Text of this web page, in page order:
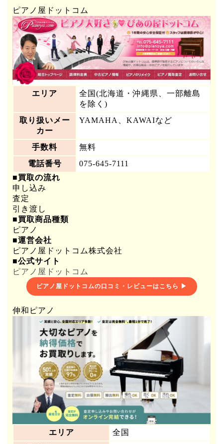
ピアノ屋ドットコム
エリア
全国(北海道・沖縄県、一部離島
を除く)
取り扱いメー
カー
YAMAHA、KAWAIなど
手数料
無料
電話番号
075-645-7111
■買取の流れ
申し込み
査定
引き渡し
■買取商品種類
ピアノ
■運営会社
ピアノ屋ドットコム株式会社
■公式サイト
ピアノ屋ドットコム
ピアノ屋ドットコムの口コミ・レビューはこちら ▶
伸和ピアノ
エリア
全国